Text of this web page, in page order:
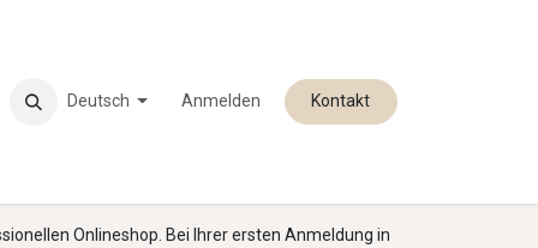
Deutsch Anmelden Kontakt
Onlineshop. Bei Ihrer ersten Anmeldung in